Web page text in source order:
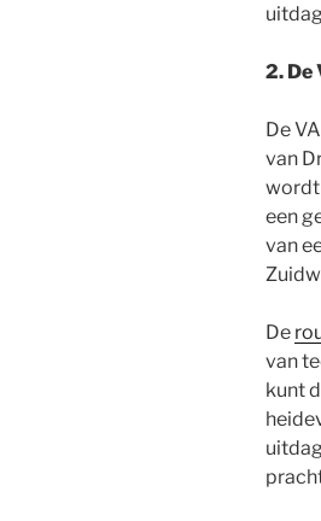
2. De
De
van
wordt
een
van
De
van
kunt